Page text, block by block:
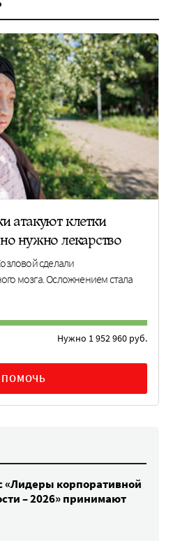
атакуют клетки
нужно лекарство
сделали
мозга. Осложнением стала
Нужно 1 952 960 руб.
ПОМОЧЬ
«Лидеры корпоративной
– 2026» принимают